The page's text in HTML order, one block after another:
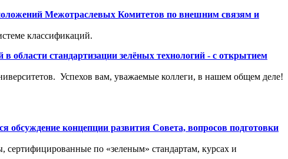
Межотраслевых Комитетов по внешним связям и
классификаций.
стандартизации зелёных технологий - с открытием
Успехов вам, уважаемые коллеги, в нашем общем деле!
обсуждение концепции развития Совета, вопросов подготовки
по «зеленым» стандартам, курсах и